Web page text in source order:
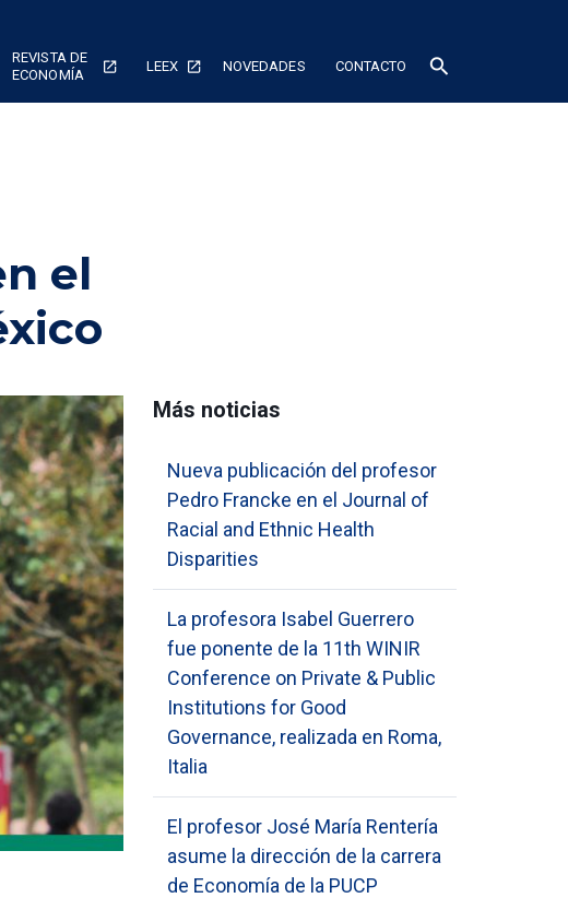
REVISTA DE
ECONOMÍA
LEEX NOVEDADES CONTACTO search
el
Más noticias
Nueva publicación del profesor
Pedro Francke en el Journal of
Racial and Ethnic Health
Disparities
La profesora Isabel Guerrero
fue ponente de la 11th WINIR
Conference on Private & Public
Institutions for Good
Governance, realizada en Roma,
Italia
El profesor José María Rentería
asume la dirección de la carrera
de Economía de la PUCP